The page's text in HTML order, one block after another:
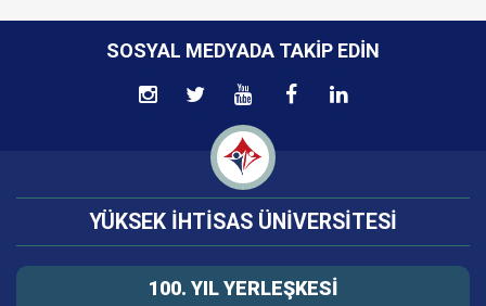
SOSYAL MEDYADA TAKIP EDIN
YÜKSEK İHTİSAS ÜNİVERSİTESİ
100. YIL YERLEŞKESI